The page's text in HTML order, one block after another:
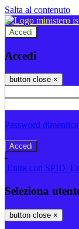
Salta al contenuto
Accedi
Accedi
button close ×
Password
-
Entra con SPID
Seleziona
button close ×